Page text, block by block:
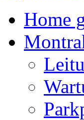
Home